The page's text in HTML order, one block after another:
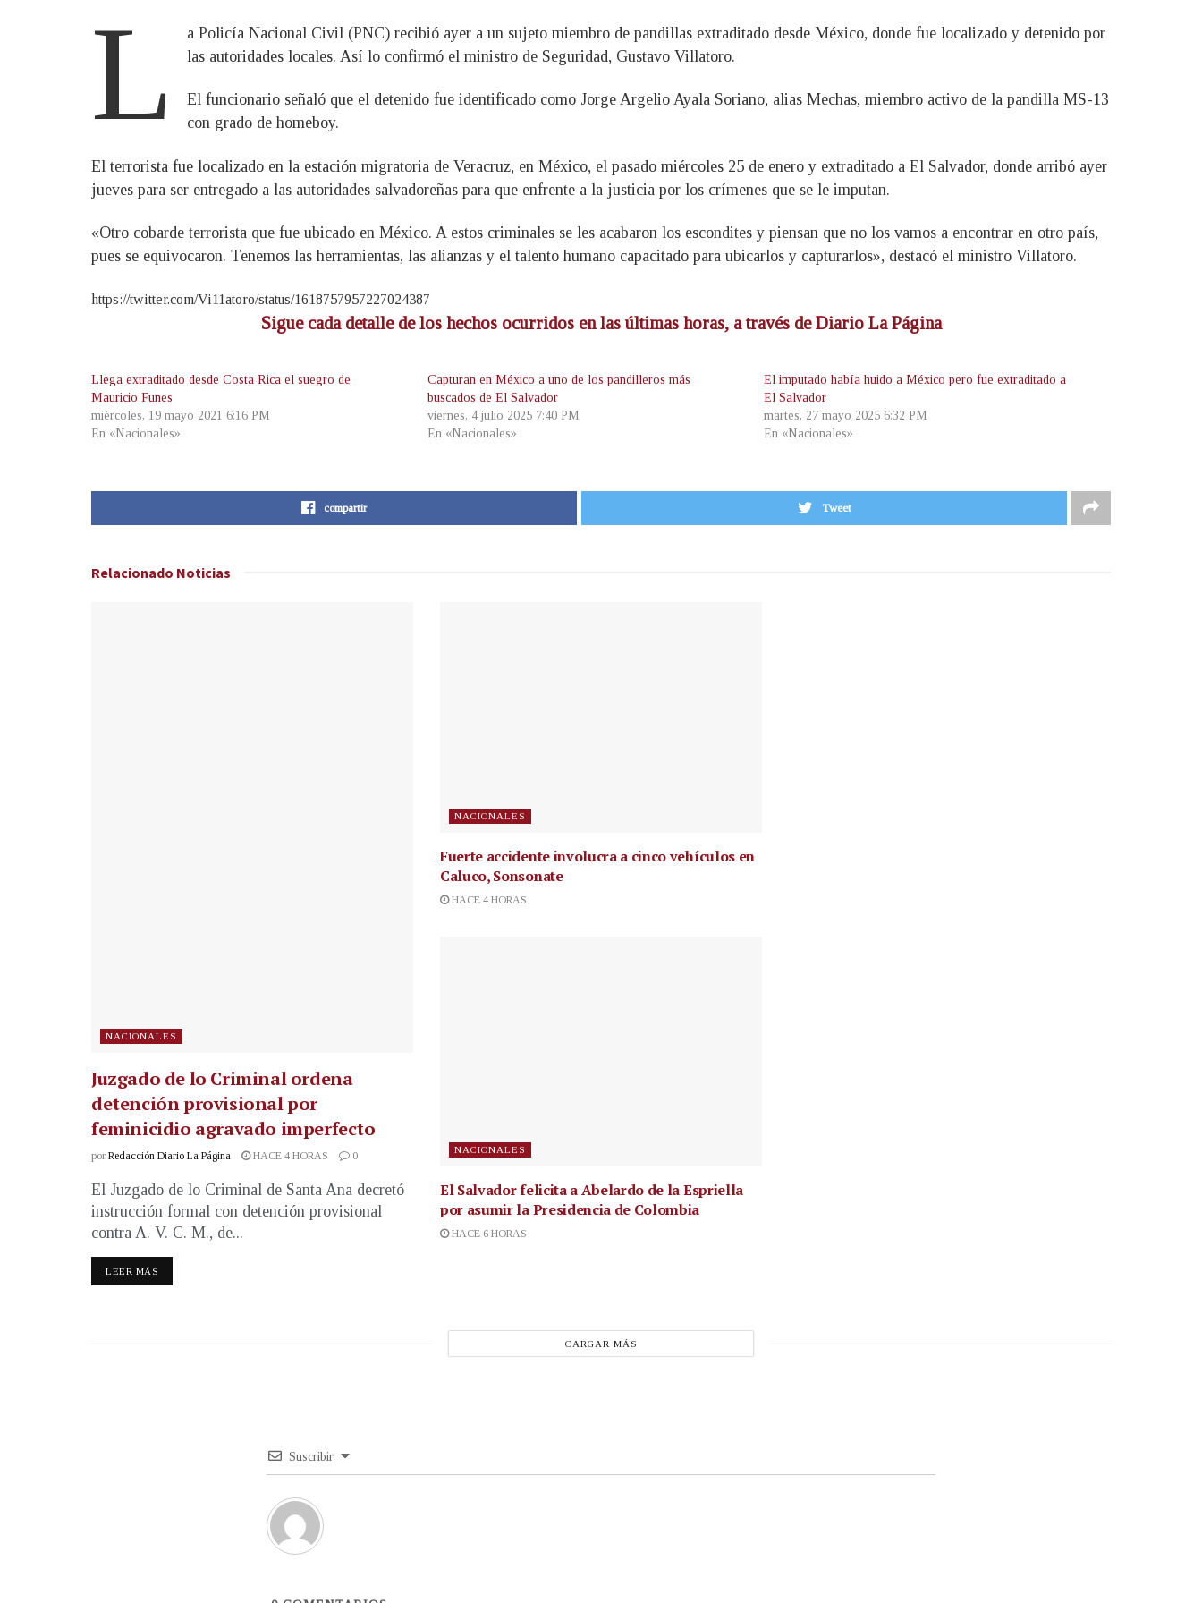
L
a Policía Nacional Civil (PNC) recibió ayer a un sujeto miembro de pandillas extraditado desde México, donde fue localizado y detenido por
las autoridades locales. Así lo confirmó el ministro de Seguridad, Gustavo Villatoro.
El funcionario señaló que el detenido fue identificado como Jorge Argelio Ayala Soriano, alias Mechas, miembro activo de la pandilla MS-13
con grado de homeboy.
El terrorista fue localizado en la estación migratoria de Veracruz, en México, el pasado miércoles 25 de enero y extraditado a El Salvador, donde arribó ayer
jueves para ser entregado a las autoridades salvadoreñas para que enfrente a la justicia por los crímenes que se le imputan.
«Otro cobarde terrorista que fue ubicado en México. A estos criminales se les acabaron los escondites y piensan que no los vamos a encontrar en otro país,
pues se equivocaron. Tenemos las herramientas, las alianzas y el talento humano capacitado para ubicarlos y capturarlos», destacó el ministro Villatoro.
https://twitter.com/Vi11atoro/status/1618757957227024387
Sigue cada detalle de los hechos ocurridos en las últimas horas, a través de Diario La Página
Llega extraditado desde Costa Rica el suegro de
Mauricio Funes
miércoles, 19 mayo 2021 6:16 PM
En «Nacionales»
Capturan en México a uno de los pandilleros más
buscados de El Salvador
viernes, 4 julio 2025 7:40 PM
En «Nacionales»
El imputado había huido a México pero fue extraditado a
El Salvador
martes, 27 mayo 2025 6:32 PM
En «Nacionales»
compartir Tweet
Relacionado Noticias
NACIONALES
Juzgado de lo Criminal ordena
detención provisional por
feminicidio agravado imperfecto
por Redacción Diario La Página HACE 4 HORAS 0
El Juzgado de lo Criminal de Santa Ana decretó
instrucción formal con detención provisional
contra A. V. C. M., de...
LEER MÁS
NACIONALES
Fuerte accidente involucra a cinco vehículos en
Caluco, Sonsonate
HACE 4 HORAS
NACIONALES
El Salvador felicita a Abelardo de la Espriella
por asumir la Presidencia de Colombia
HACE 6 HORAS
CARGAR MÁS
Suscribir